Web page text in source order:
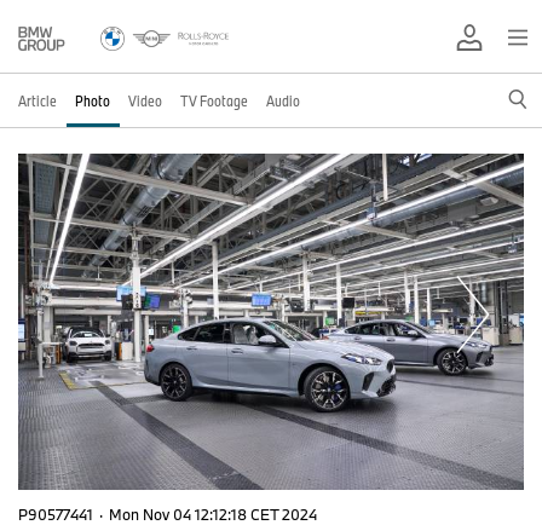
Article Photo Video TV Footage Audio
P90577441 · Mon Nov 04 12:12:18 CET 2024